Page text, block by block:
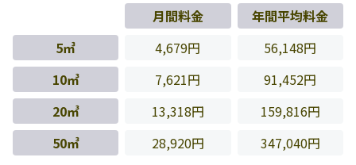
月間料金
年間平均料金
5㎥
4,679円
56,148円
10㎥
7,621円
91,452円
20㎥
13,318円
159,816円
50㎥
28,920円 347,040円